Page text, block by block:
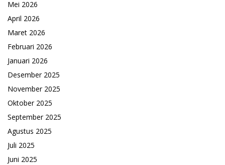
Mei 2026
April 2026
Maret 2026
Februari 2026
Januari 2026
Desember 2025
November 2025
Oktober 2025
September 2025
Agustus 2025
Juli 2025
Juni 2025